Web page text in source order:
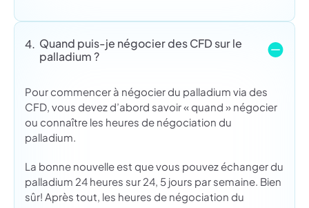
4. Quand puis-je négocier des CFD sur le
palladium ?
Pour commencer à négocier du palladium via des
CFD, vous devez d’abord savoir « quand » négocier
ou connaître les heures de négociation du
palladium.
La bonne nouvelle est que vous pouvez échanger du
palladium 24 heures sur 24, 5 jours par semaine. Bien
sûr! Après tout, les heures de négociation du